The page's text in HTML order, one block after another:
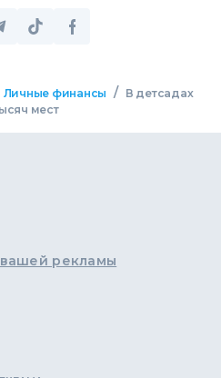
Личные финансы /
В детсадах
мест
рекламы